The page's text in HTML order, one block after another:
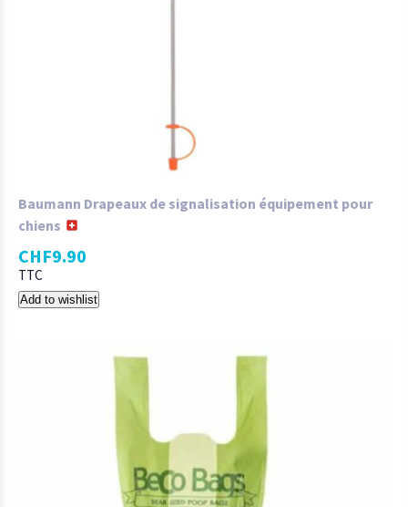
Baumann Drapeaux de signalisation équipement pour
chiens
CHF9.90
TTC
Add to wishlist